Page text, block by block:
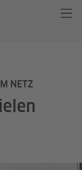
NETZ